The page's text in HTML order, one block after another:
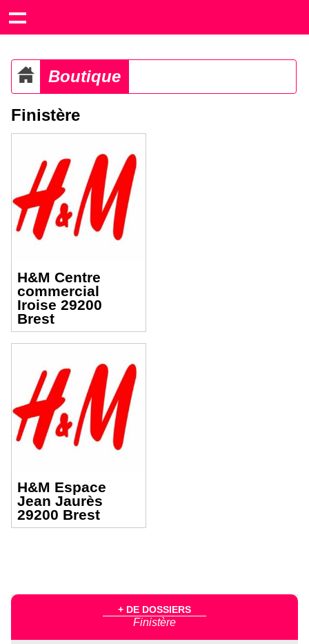
Boutique
Finistère
H&M Centre
commercial
Iroise 29200
Brest
H&M Espace
Jean Jaurès
29200 Brest
+ DE DOSSIERS
Finistère